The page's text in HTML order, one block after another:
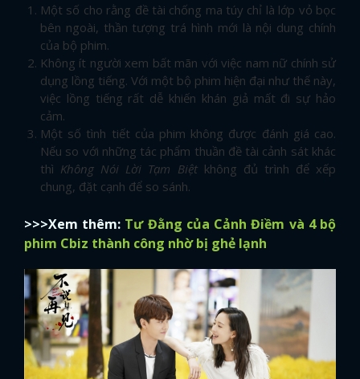
Một số cho rằng đề tài chống ma túy chỉ là lớp vỏ bọc
bên ngoài, thần tượng trá hình mới là nội dung chính
của bộ phim.
Không ít người xem bất mãn với việc nam nữ chính sử
dụng lồng tiếng. Với một bộ phim hiện đại như thế này,
việc lồng tiếng rất dễ khiến khán giả mất đi sự hảo
cảm.
Một số tình tiết của phim không được đánh giá cao.
Nếu so với những tác phẩm thuần đề tài cảnh sát khác
thì Không Nói Lời Tạm Biệtkhông đủ trình để xếp
chung, đặt cạnh để so sánh.
>>>Xem thêm: Tư Đằng của Cảnh Điềm và 4 bộ
phim Cbiz thành công nhờ bị ghẻ lạnh